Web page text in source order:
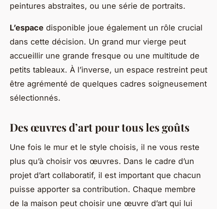
peintures abstraites, ou une série de portraits.
L’espace disponible joue également un rôle crucial
dans cette décision. Un grand mur vierge peut
accueillir une grande fresque ou une multitude de
petits tableaux. À l’inverse, un espace restreint peut
être agrémenté de quelques cadres soigneusement
sélectionnés.
Des œuvres d’art pour tous les goûts
Une fois le mur et le style choisis, il ne vous reste
plus qu’à choisir vos œuvres. Dans le cadre d’un
projet d’art collaboratif, il est important que chacun
puisse apporter sa contribution. Chaque membre
de la maison peut choisir une œuvre d’art qui lui